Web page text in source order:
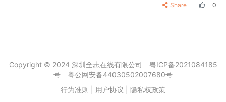
Share 0
Copyright © 2024 深圳全志在线有限公司
粤ICP备2021084185
号
粤公网安备44030502007680号
行为准则
用户协议 隐私权政策